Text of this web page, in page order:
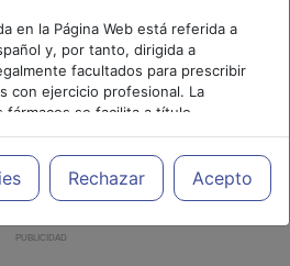
en la Página Web está referida a
y, por tanto, dirigida a
facultados para prescribir
con ejercicio profesional. La
fármacos se facilita a título
responsabilidad de los
medicamentos y decidir, en
más adecuado a las
Rechazar Acepto
PUBLICIDAD